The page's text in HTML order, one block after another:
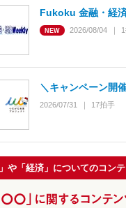
Fukoku 金融・経
2026/08/04 1
＼キャンペーン開
2026/07/31 17拍手
や「経済」についてのコン